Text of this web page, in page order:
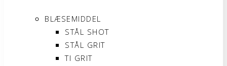
BLÆSEMIDDEL
STÅL SHOT
STÅL GRIT
TI GRIT